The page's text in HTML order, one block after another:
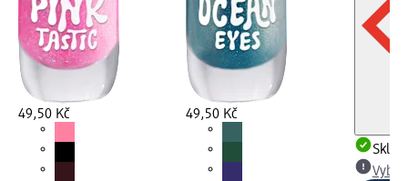
49,50 Kč 49,50 Kč